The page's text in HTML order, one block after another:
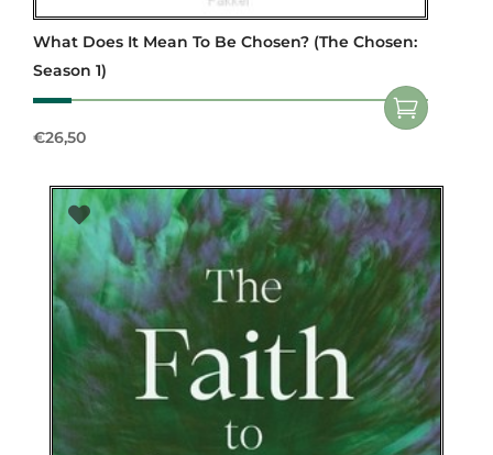
What Does It Mean To Be Chosen? (The Chosen:
Season 1)
€26,50